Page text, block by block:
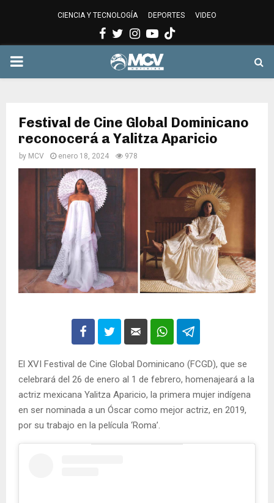
CIENCIA Y TECNOLOGÍA DEPORTES VIDEO
Facebook
Twitter
Instagram
Youtube
PRIMARY
Festival de Cine Global Dominicano
reconocerá a Yalitza Aparicio
by MCV enero 18, 2024 978
El XVI Festival de Cine Global Dominicano (FCGD), que se
celebrará del 26 de enero al 1 de febrero, homenajeará a la
actriz mexicana Yalitza Aparicio, la primera mujer indígena
en ser nominada a un Óscar como mejor actriz, en 2019,
por su trabajo en la película ‘Roma’.